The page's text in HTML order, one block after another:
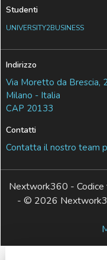
Studenti
UNIVERSITY2BUSINESS
Indirizzo
Via Moretto da Brescia,
Milano - Italia
CAP 20133
Contatti
Contatta il nostro team
Nextwork360 -
- © 2026